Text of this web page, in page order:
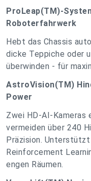
ProLeap(TM)-
Roboterfahrwerk
Hebt das Chassis
dicke Teppiche oder
überwinden - für
AstroVision(TM)
Power
Zwei HD-AI-Kameras
vermeiden über 240
Präzision. Unterstützt
Reinforcement
engen Räumen.